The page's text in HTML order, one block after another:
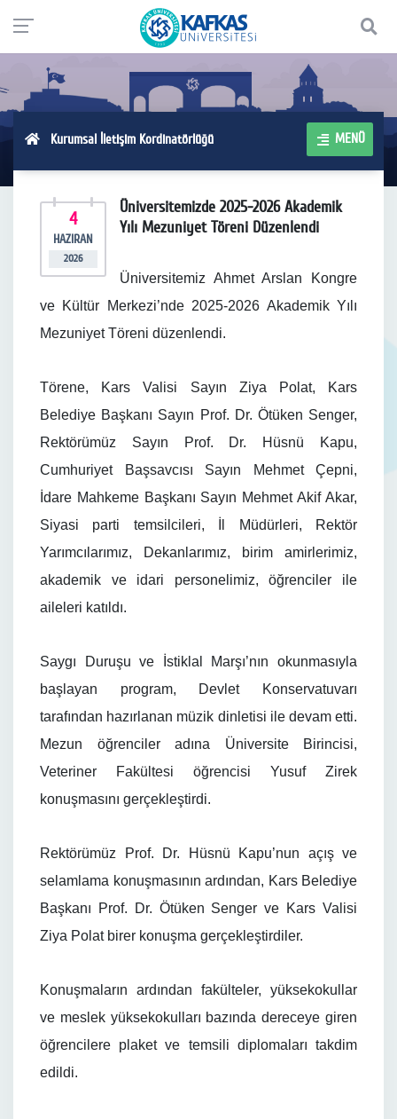
Kurumsal İletişim Kordinatörlüğü MENÜ
4
HAZIRAN
2026
Üniversitemizde 2025-2026 Akademik
Yılı Mezuniyet Töreni Düzenlendi
Üniversitemiz Ahmet Arslan Kongre
ve Kültür Merkezi’nde 2025-2026 Akademik Yılı
Mezuniyet Töreni düzenlendi.
Törene, Kars Valisi Sayın Ziya Polat, Kars
Belediye Başkanı Sayın Prof. Dr. Ötüken Senger,
Rektörümüz Sayın Prof. Dr. Hüsnü Kapu,
Cumhuriyet Başsavcısı Sayın Mehmet Çepni,
İdare Mahkeme Başkanı Sayın Mehmet Akif Akar,
Siyasi parti temsilcileri, İl Müdürleri, Rektör
Yarımcılarımız, Dekanlarımız, birim amirlerimiz,
akademik ve idari personelimiz, öğrenciler ile
aileleri katıldı.
Saygı Duruşu ve İstiklal Marşı’nın okunmasıyla
başlayan program, Devlet Konservatuvarı
tarafından hazırlanan müzik dinletisi ile devam etti.
Mezun öğrenciler adına Üniversite Birincisi,
Veteriner Fakültesi öğrencisi Yusuf Zirek
konuşmasını gerçekleştirdi.
Rektörümüz Prof. Dr. Hüsnü Kapu’nun açış ve
selamlama konuşmasının ardından, Kars Belediye
Başkanı Prof. Dr. Ötüken Senger ve Kars Valisi
Ziya Polat birer konuşma gerçekleştirdiler.
Konuşmaların ardından fakülteler, yüksekokullar
ve meslek yüksekokulları bazında dereceye giren
öğrencilere plaket ve temsili diplomaları takdim
edildi.